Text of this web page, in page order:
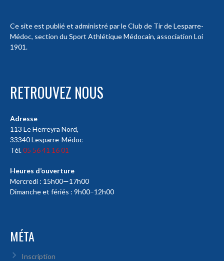
Ce site est publié et administré par le Club de Tir de Lesparre-
Médoc, section du Sport Athlétique Médocain, association Loi
1901.
RETROUVEZ NOUS
Adresse
113 Le Herreyra Nord,
33340 Lesparre-Médoc
Tél.05 56 41 16 01
Heures d’ouverture
Mercredi : 15h00—17h00
Dimanche et fériés : 9h00–12h00
MÉTA
Inscription